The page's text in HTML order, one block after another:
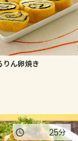
りん卵焼き
25分